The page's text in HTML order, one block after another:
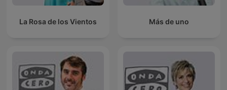
La Rosa de los Vientos Más de uno